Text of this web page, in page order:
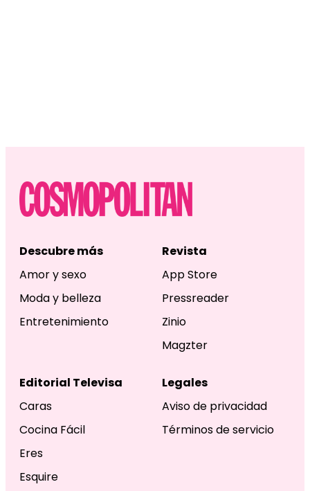
Descubre más
Amor y sexo
Moda y belleza
Entretenimiento
Revista
App Store
Pressreader
Zinio
Magzter
Editorial Televisa
Caras
Cocina Fácil
Eres
Esquire
Legales
Aviso de privacidad
Términos de servicio